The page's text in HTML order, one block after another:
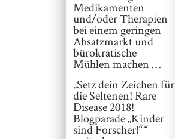
Medikamenten
und/oder Therapien
bei einem geringen
Absatzmarkt und
bürokratische
Mühlen machen …
„Setz dein Zeichen für
die Seltenen! Rare
Disease 2018!
Blogparade „Kinder
sind Forscher!“ “